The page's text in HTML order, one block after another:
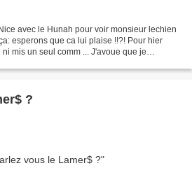
avec le Hunah pour voir monsieur lechien
esperons que ca lui plaise !!?! Pour hier
mis un seul comm ... J'avoue que je
?